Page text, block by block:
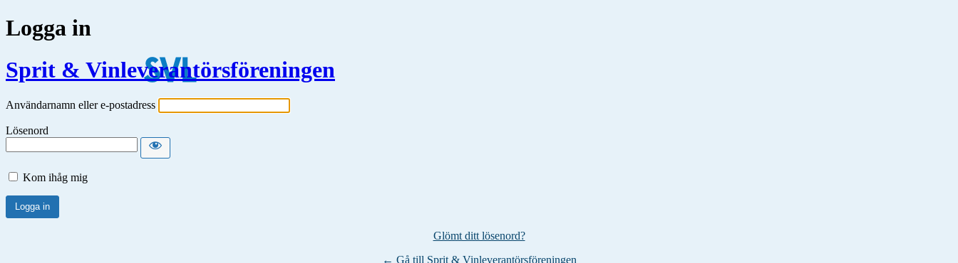
Logga in
Sprit & Vinleverantörsföreningen
Användarnamn eller e-postadress
Lösenord
Kom ihåg mig
Glömt ditt lösenord?
← Gå till Sprit & Vinleverantörsföreningen